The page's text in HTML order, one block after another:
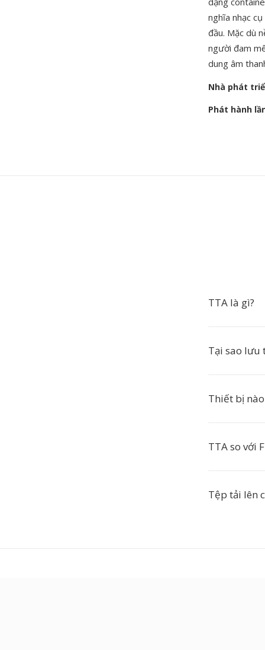
nghĩa nhạc
đầu. Mặc dù
người đam
dung âm
Nhà phát
Phát hành
TTA là gì?
Tại sao lưu
Thiết bị
TTA so với
Tệp tải lên